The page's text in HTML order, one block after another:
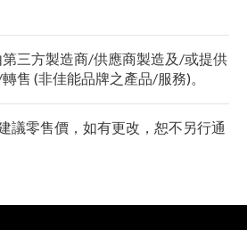
三方製造商/供應商製造及/或提供
售 (非佳能品牌之產品/服務)。
議零售價，如有更改，恕不另行通